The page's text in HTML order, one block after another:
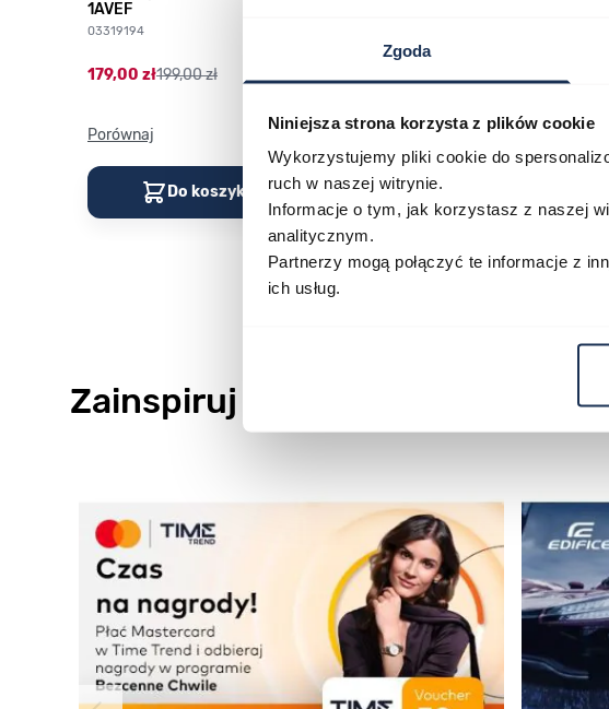
Zgoda
Niniejsza strona korzysta z plików cookie
Wykorzystujemy pliki cookie do
ruch w naszej witrynie.
Informacje o tym, jak korzystasz z naszej
analitycznym.
Partnerzy mogą połączyć te informacje z
ich usług.
1AVEF
03319194
179,00 zł199,00 zł
Porównaj
Do koszyka
Porównaj
Do koszyka
Zainspiruj się